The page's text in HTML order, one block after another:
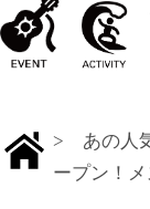
> あの人
ープン！